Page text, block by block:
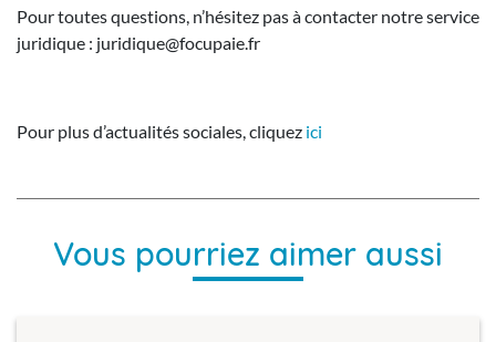
Pour toutes questions, n’hésitez pas à contacter notre service
juridique : juridique@focupaie.fr
Pour plus d’actualités sociales, cliquez ici
Vous pourriez aimer aussi